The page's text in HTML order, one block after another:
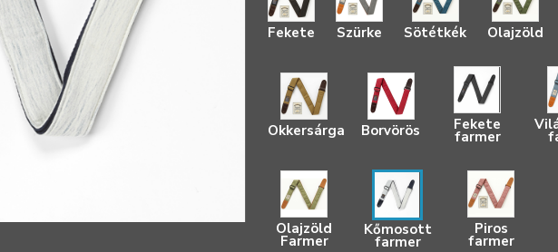
Fekete Szürke Sötétkék Olajzöld
Okkersárga Borvörös Fekete
farmer
Olajzöld
Farmer
Kőmosott
farmer
Piros
farmer